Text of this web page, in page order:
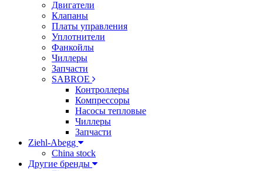
Двигатели
Клапаны
Платы управления
Уплотнители
Фанкойлы
Чиллеры
Запчасти
SABROE
Контроллеры
Компрессоры
Насосы тепловые
Чиллеры
Запчасти
Ziehl-Abegg
China stock
Другие бренды